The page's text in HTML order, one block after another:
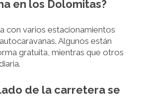
en los Dolomitas?
con varios estacionamientos
Algunos están
gratuita, mientras que otros
de la carretera se